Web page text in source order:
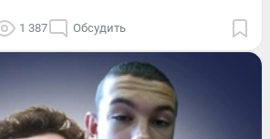
1 387 Обсудить